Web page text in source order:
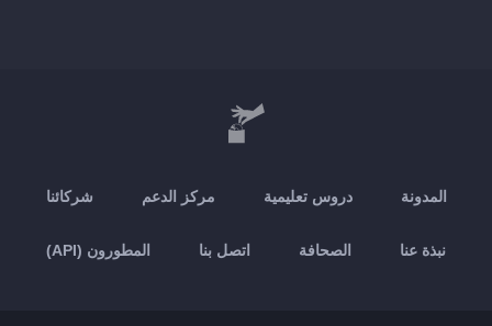
المدونة دروس تعليمية مركز الدعم شركائنا
نبذة عنا الصحافة اتصل بنا المطورون (API)